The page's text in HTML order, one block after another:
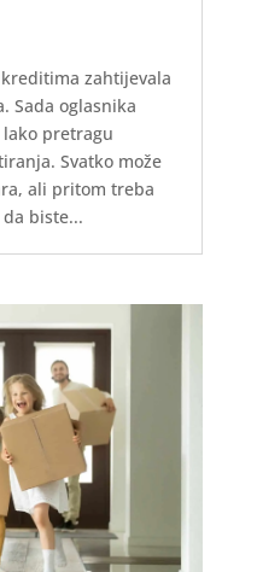
zahtijevala
Sada oglasnika
pretragu
Svatko može
ali pritom treba
biste...